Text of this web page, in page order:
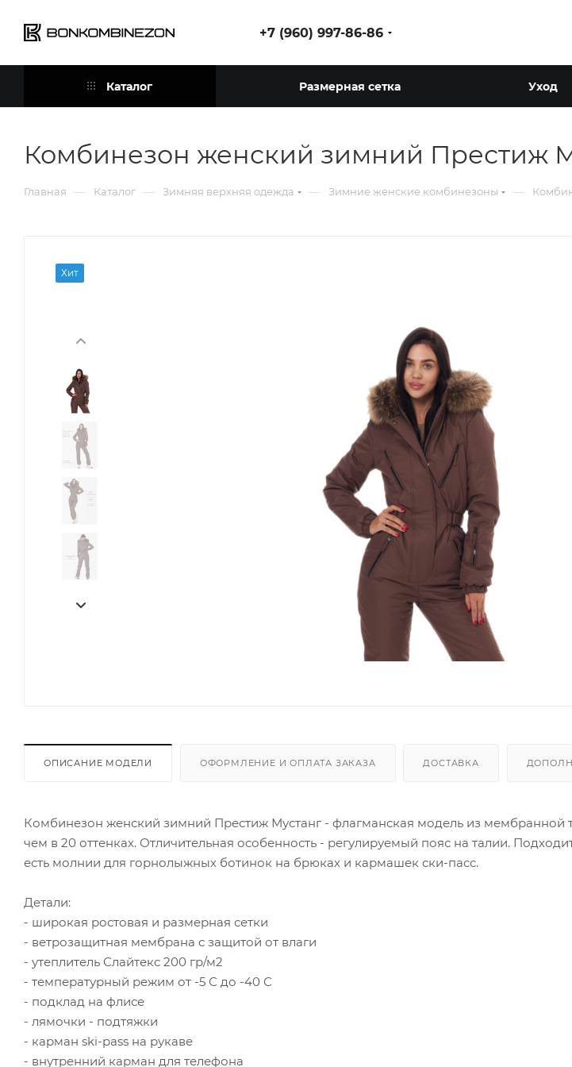
+7 (960) 997-86-86
Каталог Размерная сетка Уход
Комбинезон женский зимний Престиж
Главная — Каталог — Зимняя верхняя одежда — Зимние женские комбинезоны —
Хит
ОПИСАНИЕ МОДЕЛИ ОФОРМЛЕНИЕ И ОПЛАТА ЗАКАЗА ДОСТАВКА
Комбинезон женский зимний Престиж Мустанг - флагманская модель из мембранной
чем в 20 оттенках. Отличительная особенность - регулируемый пояс на талии.
есть молнии для горнолыжных ботинок на брюках и кармашек ски-пасс.
Детали:
- широкая ростовая и размерная сетки
- ветрозащитная мембрана с защитой от влаги
- утеплитель Слайтекс 200 гр/м2
- температурный режим от -5 С до -40 С
- подклад на флисе
- лямочки - подтяжки
- карман ski-pass на рукаве
- внутренний карман для телефона